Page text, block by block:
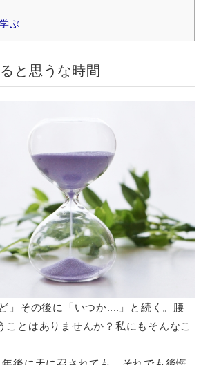
ぶ
と思うな時間
」その後に「いつか‥‥」と続く。腰
ことはありませんか？私にもそんなこ